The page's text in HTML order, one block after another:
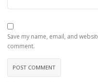
Save my name, email, and
comment.